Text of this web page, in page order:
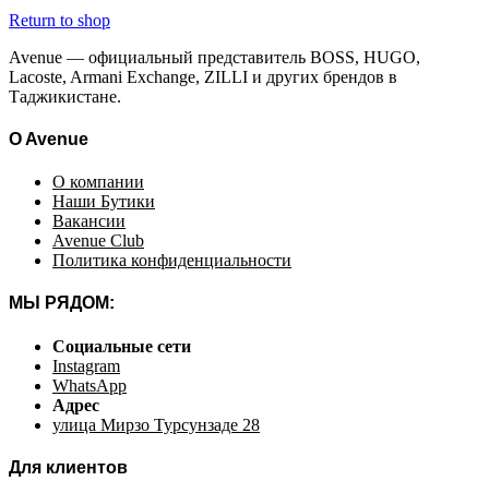
Return to shop
Avenue — официальный представитель BOSS, HUGO,
Lacoste, Armani Exchange, ZILLI и других брендов в
Таджикистане.
O Avenue
О компании
Наши Бутики
Вакансии
Avenue Club
Политика конфиденциальности
МЫ РЯДОМ:
Социальные сети
Instagram
WhatsApp
Адрес
улица Мирзо Турсунзаде 28
Для клиентов